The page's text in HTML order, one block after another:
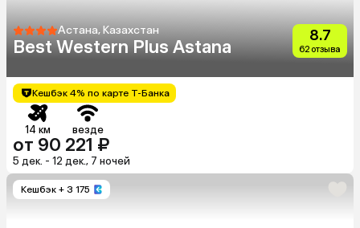
Астана, Казахстан
Best Western Plus Astana
8.7
62 отзыва
Кешбэк 4% по карте Т-Банка
14 км везде
от 90 221 ₽
5 дек. - 12 дек., 7 ночей
Кешбэк + 3 175